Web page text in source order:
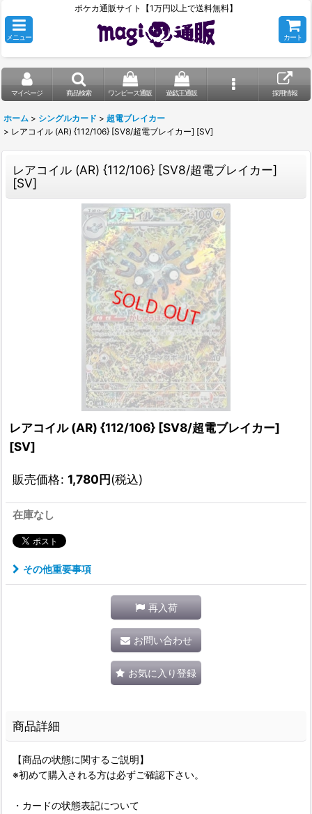
ポケカ通販サイト【1万円以上で送料無料】
メニュー カート
マイページ 商品検索 ワンピース通販 遊戯王通販 採用情報
ホーム > シングルカード > 超電ブレイカー
> レアコイル (AR) {112/106} [SV8/超電ブレイカー] [SV]
レアコイル (AR) {112/106} [SV8/超電ブレイカー]
[SV]
レアコイル (AR) {112/106} [SV8/超電ブレイカー]
[SV]
販売価格: 1,780円(税込)
在庫なし
その他重要事項
再入荷
お問い合わせ
お気に入り登録
商品詳細
【商品の状態に関するご説明】
※初めて購入される方は必ずご確認下さい。
・カードの状態表記について